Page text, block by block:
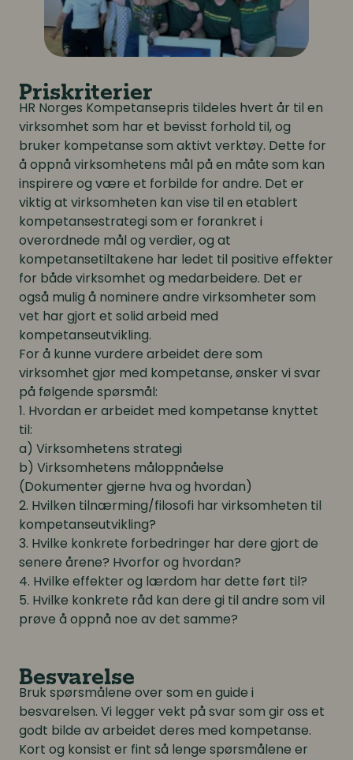
Priskriterier
HR Norges Kompetansepris tildeles hvert år til en
virksomhet som har et bevisst forhold til, og
bruker kompetanse som aktivt verktøy. Dette for
å oppnå virksomhetens mål på en måte som kan
inspirere og være et forbilde for andre. Det er
viktig at virksomheten kan vise til en etablert
kompetansestrategi som er forankret i
overordnede mål og verdier, og at
kompetansetiltakene har ledet til positive effekter
for både virksomhet og medarbeidere. Det er
også mulig å nominere andre virksomheter som
vet har gjort et solid arbeid med
kompetanseutvikling.
For å kunne vurdere arbeidet dere som
virksomhet gjør med kompetanse, ønsker vi svar
på følgende spørsmål:
1. Hvordan er arbeidet med kompetanse knyttet
til:
a) Virksomhetens strategi
b) Virksomhetens måloppnåelse
(Dokumenter gjerne hva og hvordan)
2. Hvilken tilnærming/filosofi har virksomheten til
kompetanseutvikling?
3. Hvilke konkrete forbedringer har dere gjort de
senere årene? Hvorfor og hvordan?
4. Hvilke effekter og lærdom har dette ført til?
5. Hvilke konkrete råd kan dere gi til andre som vil
prøve å oppnå noe av det samme?
Besvarelse
Bruk spørsmålene over som en guide i
besvarelsen. Vi legger vekt på svar som gir oss et
godt bilde av arbeidet deres med kompetanse.
Kort og konsist er fint så lenge spørsmålene er